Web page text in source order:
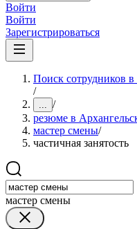
Войти
Войти
Зарегистрироваться
Поиск сотрудников
/
... /
резюме в
мастер смены/
частичная занятость
мастер смены